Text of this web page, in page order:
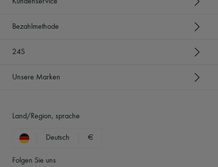
Bezahlmethode
24S
Unsere Marken
Land/Region, sprache
Deutsch €
Folgen Sie uns